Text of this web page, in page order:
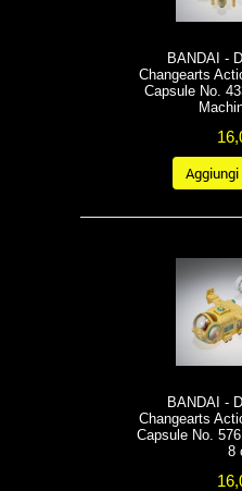
BANDAI -
Changearts
Capsule No.
BANDAI -
Changearts
Capsule No.
8